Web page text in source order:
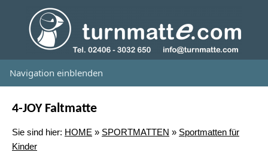
Navigation einblenden
4-JOY Faltmatte
Sie sind hier: HOME » SPORTMATTEN » Sportmatten für
Kinder